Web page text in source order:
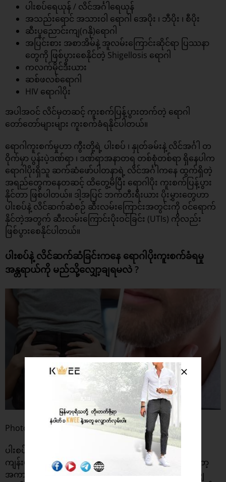
ပါးစပ်ရေယုန် / လိင်အင်္ဂါရေယုန်
အသည်းရောင် အသားဝါ ရောဂါ အေပိုး ၊ ဘီပိုး ၊ စီပိုး
ဆီးပူညောင်းကျ(ဂနို)ရောဂါ
အပြင်းစား အစာအိမ်နဲ့ အူလမ်းကြောင်းဆိုင်ရာ ပြဿနာ
တွေကို ဖြစ်ပွားစေနိုင်တဲ့ Shigellosis ရောဂါ
ကလက်မိုင်ဒီးယား
ဆစ်ဖလစ်ရောဂါ
HIV ရောဂါပိုး
အပါအဝင် လိင်မှတဆင့် ကူးစက်ပြန့်ပွားတက်တဲ့ ရောဂါ
တော်တော်များများ ကူးစက်ခံရနိုင်ပါတယ်။
ရောဂါကူးစက်မှုဟာ ကွီးတို့ရဲ့ ပါးစပ် ၊ နှုတ်ခမ်းနဲ့ လိင်အင်္ဂါ တ
ဝိုက်မှာ ပွန်းပဲ့ဒဏ်ရာ ၊ ဒဏ်ရာအနာတရ တစ်စုံတစ်ရာ ရှိနေပါက
ရောဂါပိုးရှိသူ ဆက်ဆံဖော်ပါတနာရဲ့ လိင်အင်္ဂါကနေ ထွက်ရှိတဲ့
အရည်တွေကနေတဆင့် ထိတွေ့မိပြီး ရောဂါပိုး ကူးစက်ပြန့်ပွား
နိုင်တာ ဖြစ်ပါတယ်။ ဒါ့အပြင် ဘက်တီးရီးယား ပိုးမွှားတွေဟာ
ပါးစပ်နဲ့ လိင်ဆက်ဆံစဉ် ဆီးလမ်းကြောင်းအတွင်းကို ဝင်ရောက်
နိုင်တဲ့အတွက် ဆီးလမ်းကြောင်းပိုးဝင်ခြင်း (UTIs) ကိုလည်း
ဖြစ်ပွားစေနိုင်ပါတယ်။
ပါးစပ်နဲ့ လိင်ဆက်ဆံခြင်းကနေ ရောဂါပိုးကူးစက်ခံရမှု
အန္တရာယ်ကို မည်သို့လျှော့ချရမလဲ ?
Photo : UNILAD
ပါးစပ်ဆိုင်း တီးခြင်းကနေ ကြုံတွေ့ရနိုင်တဲ့ လိင်မှုဆိုင်ရာ
ကျန်းမာရေး အန္တရာယ်တွေကို တားဆီးကာကွယ်ဖို့ ဆိုရင်တော့
အကာအကွယ်မဲ့ ပါးစပ်နဲ့ ချစ်တင်းနှောခြင်းကို တက်နိုင်သမျှ